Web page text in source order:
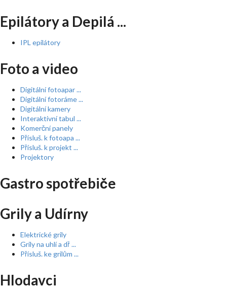
Epilátory a Depilá ...
IPL epilátory
Foto a video
Digitální fotoapar ...
Digitální fotoráme ...
Digitální kamery
Interaktivní tabul ...
Komerční panely
Přísluš. k fotoapa ...
Přísluš. k projekt ...
Projektory
Gastro spotřebiče
Grily a Udírny
Elektrické grily
Grily na uhlí a dř ...
Přísluš. ke grilům ...
Hlodavci